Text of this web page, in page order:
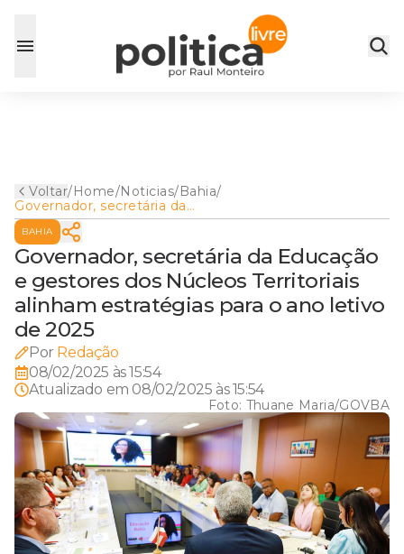
Voltar/Home/Noticias/Bahia/
Governador, secretária da
Educação e gestores dos
Núcleos Territoriais alinham
estratégias para o ano letivo
de 2025
BAHIA
Governador, secretária da Educação
e gestores dos Núcleos Territoriais
alinham estratégias para o ano letivo
de 2025
Por Redação
08/02/2025 às 15:54
Atualizado em 08/02/2025 às 15:54
Foto: Thuane Maria/GOVBA